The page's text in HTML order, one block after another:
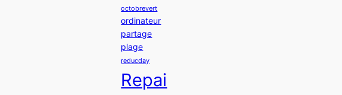
octobrevert
ordinateur
partage
plage
reducday
Repai